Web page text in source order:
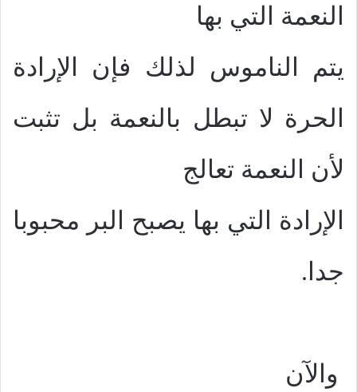
النعمة التي بها
يتم الناموس لذلك فإن الإرادة
الحرة لا تبطل بالنعمة بل تثبت
لأن النعمة تعالج
الإرادة التي بها يصبح البر محبوبا
جدا.
والآن